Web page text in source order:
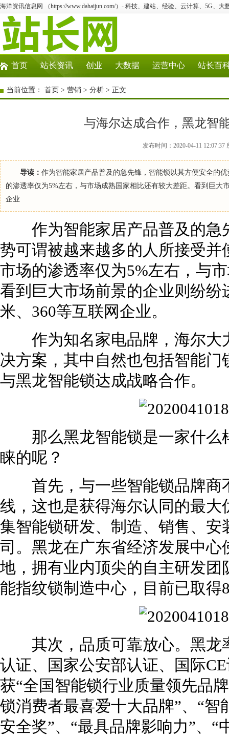
海洋资讯信息网 （https://www.dahaijun.com/）- 科技、建站、经验、云计算、5G、大
首页 站长资讯 创业 大数据 运营中心 站长百
当前位置： 首页 > 营销 > 分析 > 正文
与海尔达成合作，黑龙智
发布时间：2020-04-11
导读： 作为智能家居产品普及的急先锋，智能锁以其方便安全的
的渗透率仅为5%左右，与市场成熟国家相比还有较大差距。看到巨
企业
作为智能家居产品普及的急
势可谓被越来越多的人所接受
市场的渗透率仅为5%左右，与
看到巨大市场前景的企业则纷
米、360等互联网企业。
作为知名家电品牌，海尔大
决方案，其中自然也包括智能
与黑龙智能锁达成战略合作。
那么黑龙智能锁是一家什么
睐的呢？
首先，与一些智能锁品牌商
线，这也是获得海尔认同的最
集智能锁研发、制造、销售、
司。黑龙在广东省经济发展中
地，拥有业内顶尖的自主研发
能指纹锁制造中心，目前已取得
其次，品质可靠放心。黑龙
认证、国家公安部认证、国际
获“全国智能锁行业质量领先品
锁消费者最喜爱十大品牌”、“智
安全奖”、“最具品牌影响力”、